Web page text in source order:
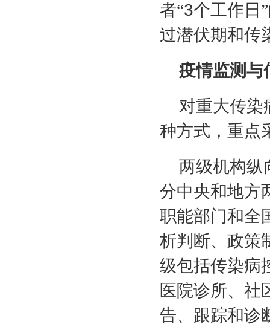
者“3个工作日
过潜伏期和传
疫情监测与
对重大传染
种方式，重点
两级机构纵
分中央和地方
职能部门和全
析判断、政策
级包括传染病
医院诊所、社
告、跟踪和诊